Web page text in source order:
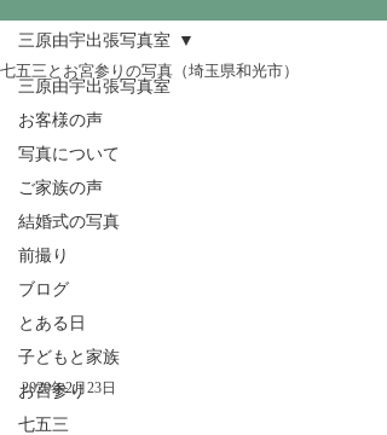
三原由宇出張写真室
お客様の声
写真について
ご家族の声
結婚式の写真
前撮り
ブログ
とある日
子どもと家族
お宮参り
七五三
三原由宇出張写真室
七五三とお宮参りの写真（埼玉県和光市）
2020年2月23日